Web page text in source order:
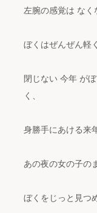
左腕の感覚は なく
ぼくはぜんぜん軽
閉じない 今年 が
く、
身勝手にあける来
あの夜の女の子の
ぼくをじっと見つ